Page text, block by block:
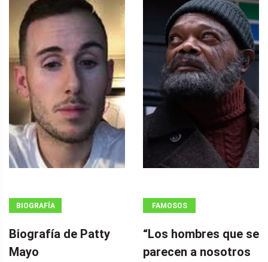
BIOGRAFÍA
Biografía de Patty
Mayo
FAMOSOS
“Los hombres que se
parecen a nosotros